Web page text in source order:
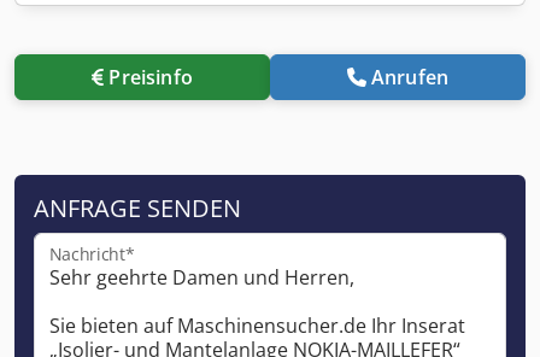
Preisinfo Anrufen
ANFRAGE SENDEN
Nachricht*